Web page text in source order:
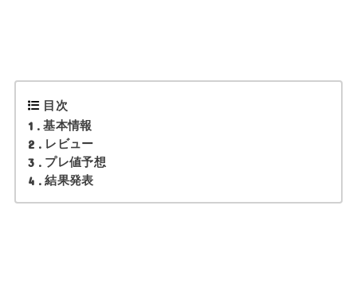
目次
1
基本情報
2 レビュー
3 プレ値予想
4 結果発表